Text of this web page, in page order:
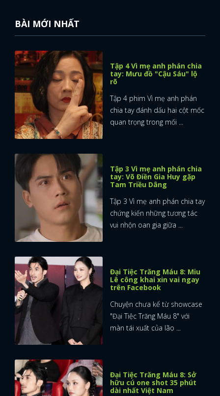
x
ĐĂNG NHẬP
BÀI MỚI NHẤT
Tập 4 Vì mẹ anh phán chia
tay: Mưu đồ "Cậu Sáu" lộ
rõ
Tập 4 phim Vì mẹ anh phán
chia tay đánh dấu hai cột mốc
quan trọng trong mối ...
Tập 3 Vì mẹ anh phán chia
tay: Võ Điền Gia Huy gặp
Tam Triều Dâng
Tập 3 Vì mẹ anh phán chia tay
chứng kiến những tương tác
vui nhộn oan gia giữa ...
Đại Tiệc Trăng Máu 8: Miu
Lê công khai xin vai ngay
trên Facebook
Chuyện chưa kể từ showcase
"Đại Tiệc Trăng Máu 8" với
màn tái xuất của lão ...
Đại Tiệc Trăng Máu 8: Sở
hữu cú one shot 35 phút
dài nhất Việt Nam